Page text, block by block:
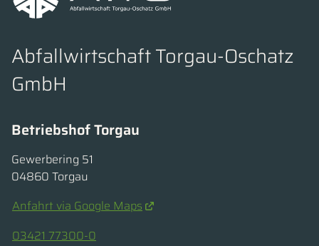
Abfallwirtschaft Torgau-Oschatz
GmbH
Betriebshof Torgau
Gewerbering 51
04860 Torgau
Anfahrt via Google Maps
03421 77300-0